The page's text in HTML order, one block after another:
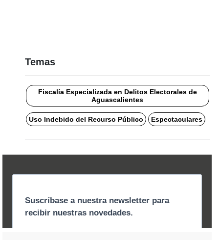
Temas
Fiscalía Especializada en Delitos Electorales de
Aguascalientes
Uso Indebido del Recurso Público Espectaculares